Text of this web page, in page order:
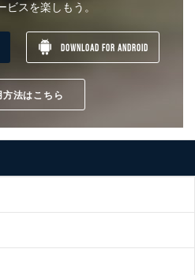
す。
能等の活用により、これを最新状態
洩等の防止
タの含まれるファイルを送信する場合
トレビューの機会を通じて、個人
を継続的に改善し、常に最良の状態
ただきます。
ビスを楽しもう。
DOWNLOAD FOR ANDROID
方法はこちら